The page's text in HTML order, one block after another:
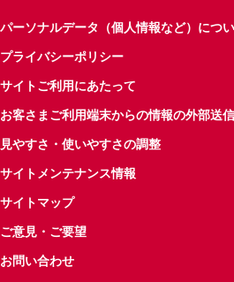
パーソナルデータ（個人情報など）につ
プライバシーポリシー
サイトご利用にあたって
お客さまご利用端末からの情報の外部送
見やすさ・使いやすさの調整
サイトメンテナンス情報
サイトマップ
ご意見・ご要望
お問い合わせ